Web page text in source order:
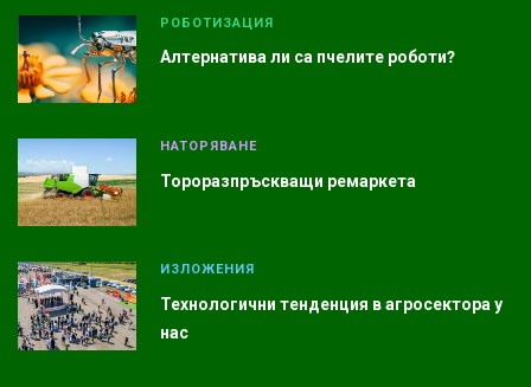
РОБОТИЗАЦИЯ
Алтернатива ли са пчелите роботи?
НАТОРЯВАНЕ
Тороразпръскващи ремаркета
ИЗЛОЖЕНИЯ
Технологични тенденция в агросектора у
нас